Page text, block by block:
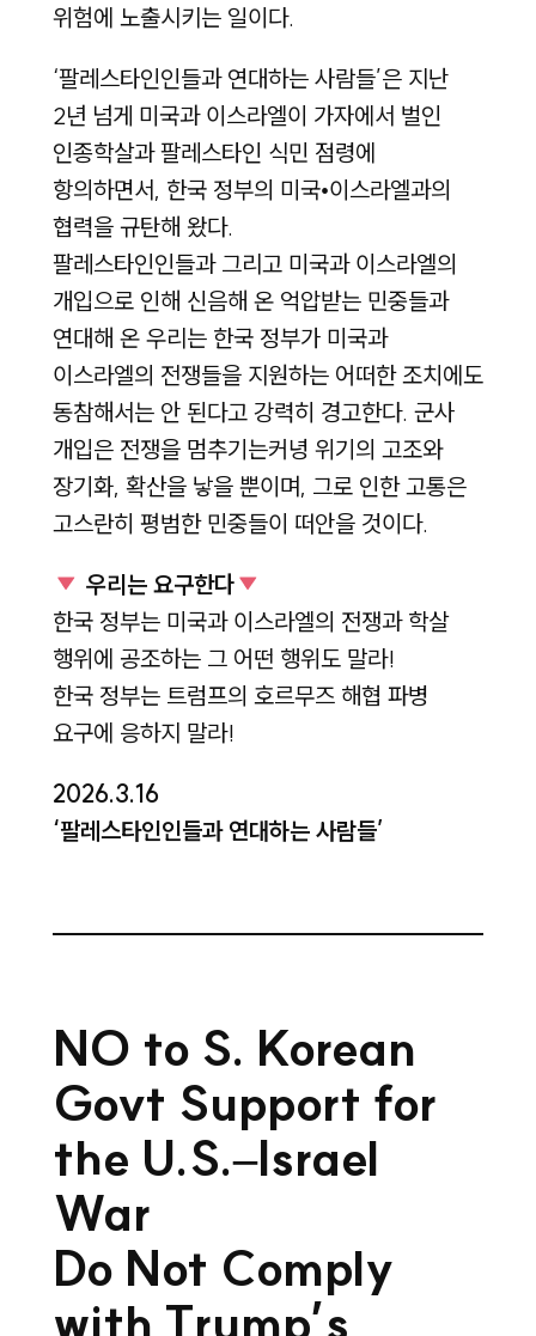
위험에 노출시키는 일이다.
‘팔레스타인인들과 연대하는 사람들’은 지난
2년 넘게 미국과 이스라엘이 가자에서 벌인
인종학살과 팔레스타인 식민 점령에
항의하면서, 한국 정부의 미국•이스라엘과의
협력을 규탄해 왔다.
팔레스타인인들과 그리고 미국과 이스라엘의
개입으로 인해 신음해 온 억압받는 민중들과
연대해 온 우리는 한국 정부가 미국과
이스라엘의 전쟁들을 지원하는 어떠한 조치에도
동참해서는 안 된다고 강력히 경고한다. 군사
개입은 전쟁을 멈추기는커녕 위기의 고조와
장기화, 확산을 낳을 뿐이며, 그로 인한 고통은
고스란히 평범한 민중들이 떠안을 것이다.
우리는 요구한다
한국 정부는 미국과 이스라엘의 전쟁과 학살
행위에 공조하는 그 어떤 행위도 말라!
한국 정부는 트럼프의 호르무즈 해협 파병
요구에 응하지 말라!
2026.3.16
‘팔레스타인인들과 연대하는 사람들’
NO to S. Korean
Govt Support for
the U.S.–Israel
War
Do Not Comply
with Trump’s